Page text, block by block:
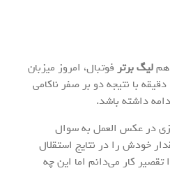
لیگ برتر فوتبال، امروز میزبان
تیم تراکتور می بود و در آخر ۹۰ دقیقه با نتیجه دو بر صفر ناکامی
داشته باشد.
در عکس العمل به سوال
خودش را در نتایج استقلال
کار می‌دانم اما این چه